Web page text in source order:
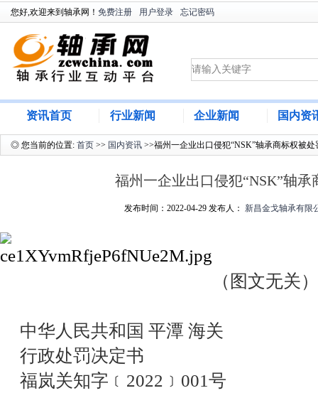
您好,欢迎来到轴承网！ 免费注册 用户登录 忘记密码
资讯首页 行业新闻 企业新闻 国内资
◎ 您当前的位置: 首页 >> 国内资讯 >>福州一企业出口侵犯“NSK”轴承商标权被
福州一企业出口侵犯“NSK”轴承
发布时间：2022-04-29 发布人： 新昌金戈轴承有限
（ 图文无关）
中华人民共和国 平潭 海关
行政处罚决定书
福岚关知字﹝2022﹞001号